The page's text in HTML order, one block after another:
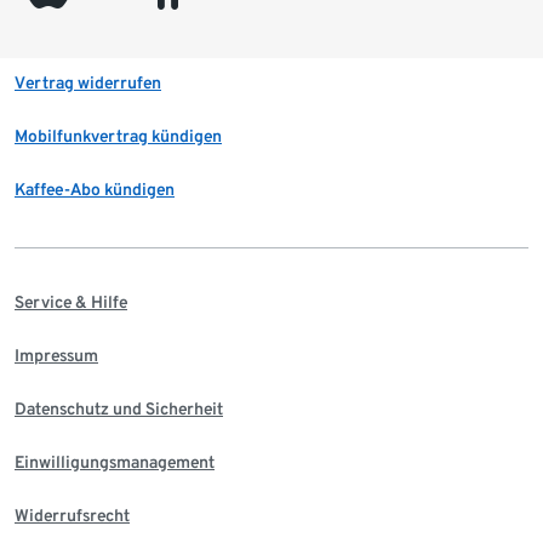
Vertrag widerrufen
Mobilfunkvertrag kündigen
Kaffee-Abo kündigen
Service & Hilfe
Impressum
Datenschutz und Sicherheit
Einwilligungsmanagement
Widerrufsrecht